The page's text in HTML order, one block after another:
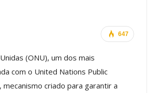
647
(ONU), um dos mais
com o United Nations Public
criado para garantir a